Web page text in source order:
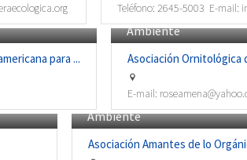
Teléfono: 2645-5003 E-mail:
para ...
Ambiente
Asociación Ornitológica
E-mail:
Ambiente
Asociación Amantes de lo